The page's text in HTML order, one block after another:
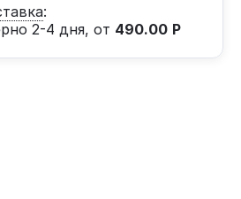
:
2-4 дня, от 490.00 Р